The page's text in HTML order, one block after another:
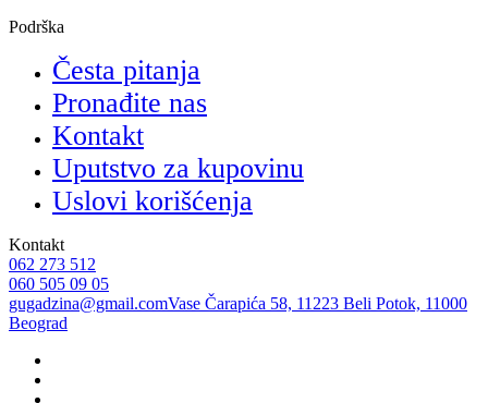
Podrška
Česta pitanja
Pronađite nas
Kontakt
Uputstvo za kupovinu
Uslovi korišćenja
Kontakt
062 273 512
060 505 09 05
gugadzina@gmail.comVase Čarapića 58, 11223 Beli Potok, 11000
Beograd